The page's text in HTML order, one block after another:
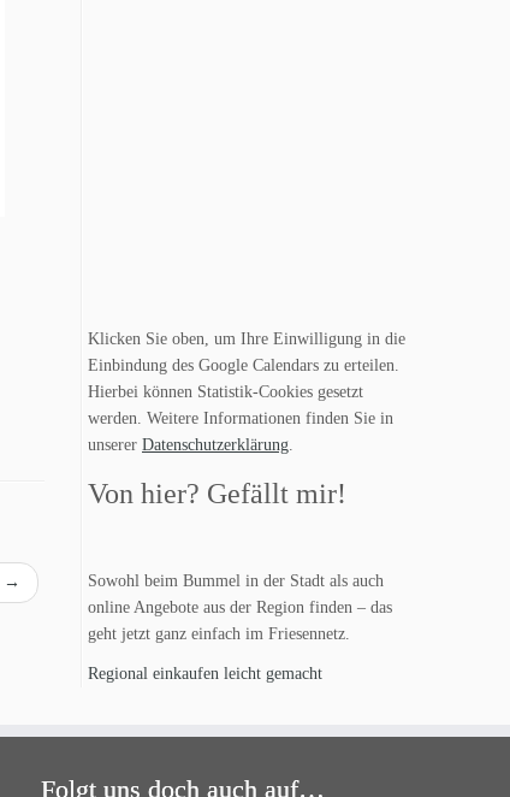
→
Klicken Sie oben, um Ihre Einwilligung in die
Einbindung des Google Calendars zu erteilen.
Hierbei können Statistik-Cookies gesetzt
werden. Weitere Informationen finden Sie in
unserer Datenschutzerklärung.
Von hier? Gefällt mir!
Sowohl beim Bummel in der Stadt als auch
online Angebote aus der Region finden – das
geht jetzt ganz einfach im Friesennetz.
Regional einkaufen leicht gemacht
Folgt uns doch auch auf…